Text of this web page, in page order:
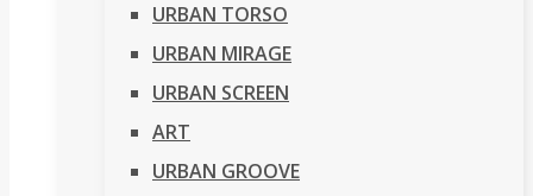
URBAN TORSO
URBAN MIRAGE
URBAN SCREEN
ART
URBAN GROOVE